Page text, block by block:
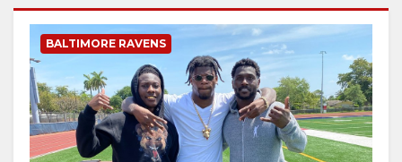
BALTIMORE RAVENS